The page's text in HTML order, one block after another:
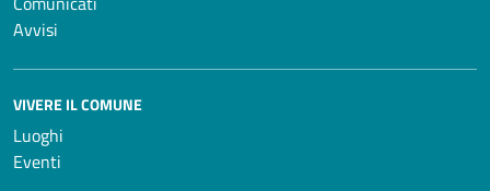
Avvisi
VIVERE IL COMUNE
Luoghi
Eventi